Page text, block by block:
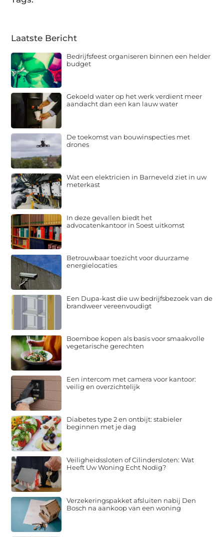
Laatste Bericht
Bedrijfsfeest organiseren binnen een helder
budget
Gekoeld water op het werk verdient meer
aandacht dan een kan lauw water
De toekomst van bouwinspecties met
drones
Wat een elektricien in Barneveld ziet in uw
meterkast
In deze gevallen biedt het
advocatenkantoor in Soest uitkomst
Betrouwbaar toezicht voor duurzame
energielocaties
Een Dupa-kast die uw bedrijfsbezoek van de
brandweer vereenvoudigt
Boemboe kopen als basis voor smaakvolle
vegetarische gerechten
Een intercom met camera voor kantoor:
veilig en overzichtelijk
Diabetes type 2 en ontbijt: stabieler
beginnen met je dag
Veiligheidssloten of Cilindersloten: Wat
Heeft Uw Woning Echt Nodig?
Verzekeringspakket afsluiten nabij Den
Bosch na aankoop van een woning